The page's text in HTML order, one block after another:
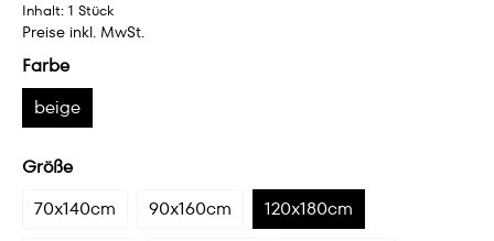
Inhalt: 1 Stück
Preise inkl. MwSt.
Farbe
beige
Größe
70x140cm
90x160cm
120x180cm